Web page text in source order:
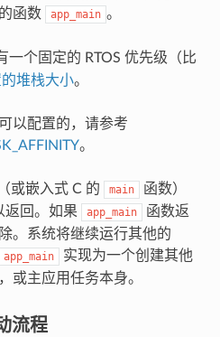
函数
app_main 。
一个固定的 RTOS 优先级（比
堆栈大小。
以配置的，请参考
。
或嵌入式 C 的 main
函数）
返回。如果 app_main
函数返
。系统将继续运行其他的
app_main
实现为一个创建其他
或主应用任务本身。
流程